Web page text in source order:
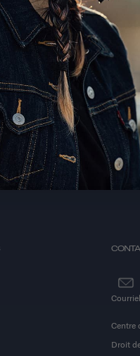
S'ABONNER
Courriel
Centre
Droit